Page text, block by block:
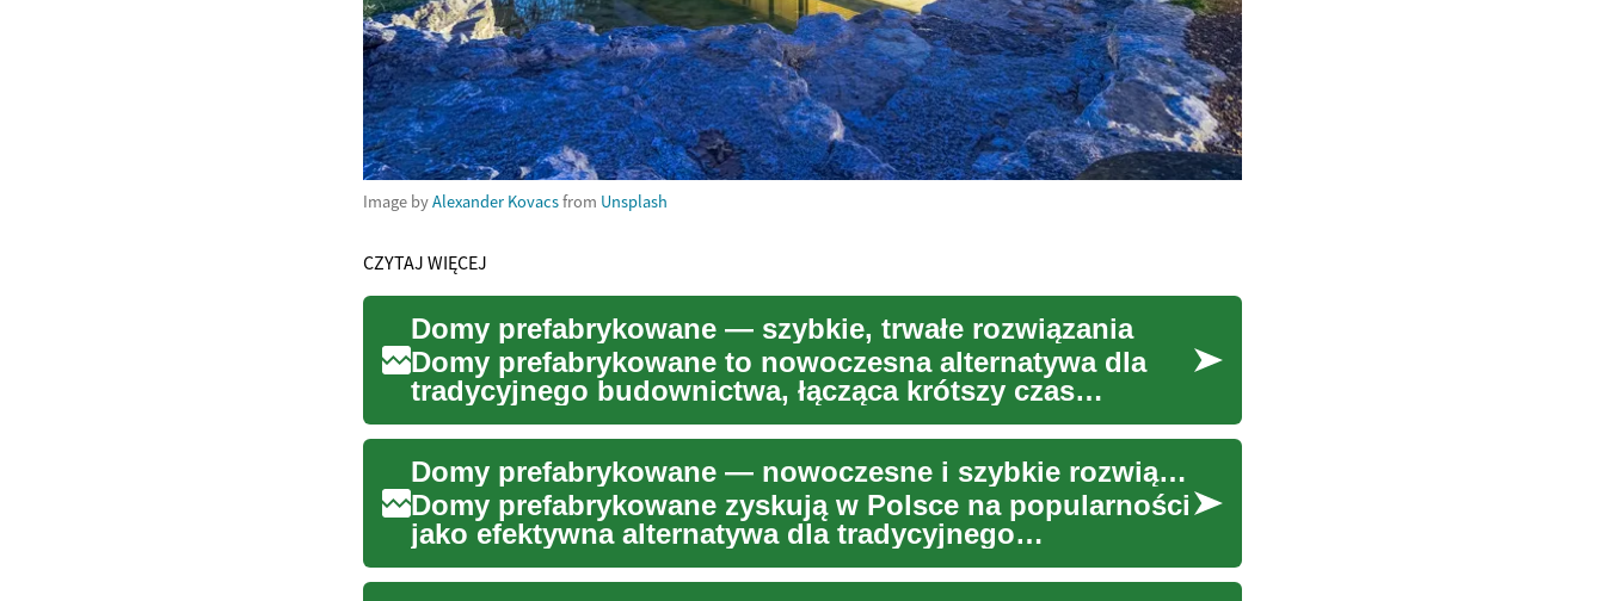
Image byAlexander Kovacsfrom Unsplash
CZYTAJ WIĘCEJ
Domy prefabrykowane — szybkie, trwałe rozwiązania
Domy prefabrykowane to nowoczesna alternatywa dla
tradycyjnego budownictwa, łącząca krótszy czas
realizacji z wysoką ...
Domy prefabrykowane — nowoczesne i szybkie rozwiązanie
Domy prefabrykowane zyskują w Polsce na popularności
jako efektywna alternatywa dla tradycyjnego
budownictwa. Produkc...